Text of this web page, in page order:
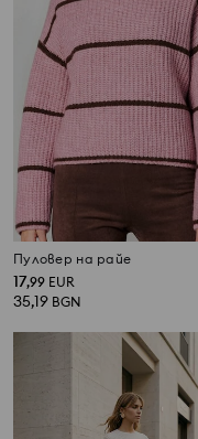
Пуловер на райе
17,99 EUR
35,19 BGN